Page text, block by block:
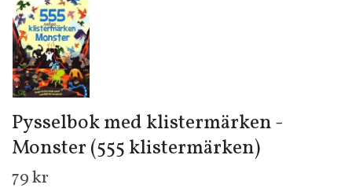
Pysselbok med klistermärken -
Monster (555 klistermärken)
79 kr